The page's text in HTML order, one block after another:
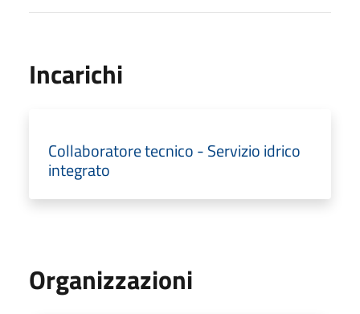
Incarichi
Collaboratore tecnico - Servizio idrico
integrato
Organizzazioni